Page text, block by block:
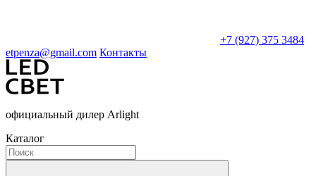
+7 (927) 375 3484
etpenza@gmail.com Контакты
официальный дилер Arlight
Каталог